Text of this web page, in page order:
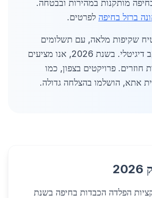
מותקנות במהירות ובבטחה.
ברזל בחיפה לפרטים.
שקיפות מלאה, עם תשלומים
מאוזנים ומעקב דיגיטלי. בשנת 2026, אנו מציעים
חוזרים. פרויקטים בצפון, כמו
אתא, הושלמו בהצלחה גדולה.
הפלדה הכבדות בחיפה בשנת